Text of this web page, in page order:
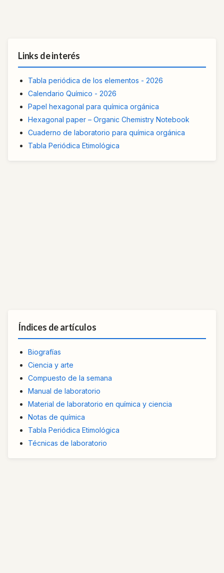
Links de interés
Tabla periódica de los elementos - 2026
Calendario Químico - 2026
Papel hexagonal para química orgánica
Hexagonal paper – Organic Chemistry Notebook
Cuaderno de laboratorio para química orgánica
Tabla Periódica Etimológica
Índices de artículos
Biografías
Ciencia y arte
Compuesto de la semana
Manual de laboratorio
Material de laboratorio en química y ciencia
Notas de química
Tabla Periódica Etimológica
Técnicas de laboratorio